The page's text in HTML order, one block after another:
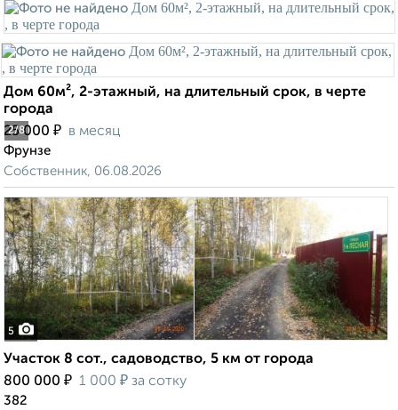
2/8
Дом 60м², 2-этажный, на длительный срок, в черте
города
25 000 ₽ в месяц
Фрунзе
Собственник, 06.08.2026
5
Участок 8 сот., садоводство, 5 км от города
800 000 ₽ 1 000 ₽ за сотку
382